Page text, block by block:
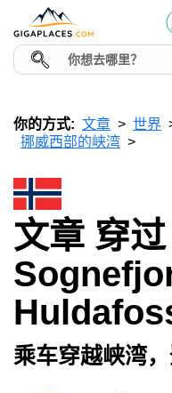
你的方式: 文章 世界
挪威西部的峡湾
文章 穿过
乘车穿越峡湾